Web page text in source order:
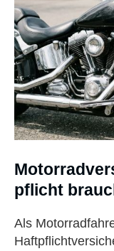
pflicht
Als